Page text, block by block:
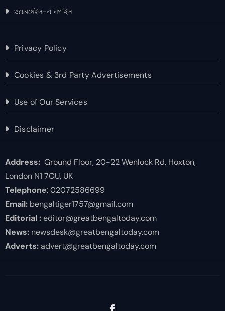
ওয়েবমেইল-এ লগ ইন
Privacy Policy
Cookies & 3rd Party Advertisements
Use of Our Services
Disclaimer
Address:Ground Floor, 20-22 Wenlock Rd, Hoxton,
London N1 7GU, UK
Telephone: 02072586699
Email:bengaltiger1757@gmail.com
Editorial :editor@greatbengaltoday.com
News:newsdesk@greatbengaltoday.com
Adverts:advert@greatbengaltoday.com